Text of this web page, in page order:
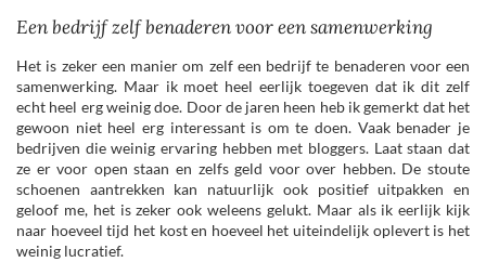
Een bedrijf zelf benaderen voor een samenwerking
Het is zeker een manier om zelf een bedrijf te benaderen voor een
samenwerking. Maar ik moet heel eerlijk toegeven dat ik dit zelf
echt heel erg weinig doe. Door de jaren heen heb ik gemerkt dat het
gewoon niet heel erg interessant is om te doen. Vaak benader je
bedrijven die weinig ervaring hebben met bloggers. Laat staan dat
ze er voor open staan en zelfs geld voor over hebben. De stoute
schoenen aantrekken kan natuurlijk ook positief uitpakken en
geloof me, het is zeker ook weleens gelukt. Maar als ik eerlijk kijk
naar hoeveel tijd het kost en hoeveel het uiteindelijk oplevert is het
weinig lucratief.